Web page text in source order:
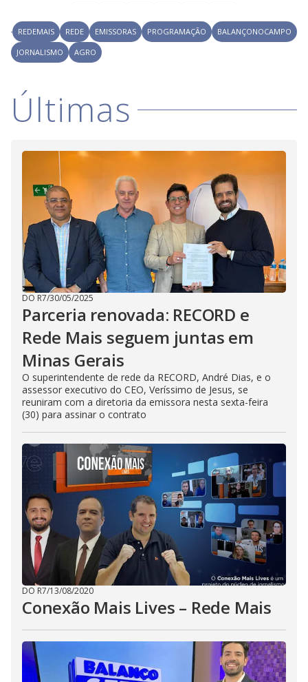
REDEMAIS REDE EMISSORAS PROGRAMAÇÃO
BALANÇONOCAMPO
JORNALISMO
AGRO
Últimas
DO R7/30/05/2025
Parceria renovada: RECORD e
Rede Mais seguem juntas em
Minas Gerais
O superintendente de rede da RECORD, André Dias, e o
assessor executivo do CEO, Veríssimo de Jesus, se
reuniram com a diretoria da emissora nesta sexta-feira
(30) para assinar o contrato
DO R7/13/08/2020
Conexão Mais Lives – Rede Mais